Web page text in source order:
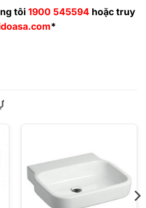
tôi1900 545594hoặc truy
*